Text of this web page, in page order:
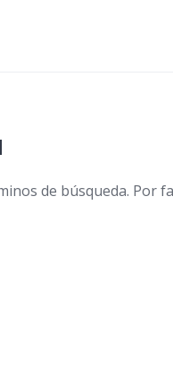
de búsqueda. Por